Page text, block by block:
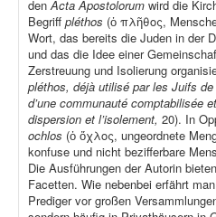
denActa Apostolorum wird die
Begriff pléthos (ὁ πλῆθος,
Wort, das bereits die Juden in der
und das die Idee einer
Zerstreuung und Isolierung
pléthos, déjà utilisé par les Juifs
d’une communauté comptabilisée
dispersion et l’isolement, 20). In
ochlos (ὁ ὄχλος, ungeordnete
konfuse und nicht bezifferbare
Die Ausführungen der Autorin
Facetten. Wie nebenbei erfährt
Prediger vor großen